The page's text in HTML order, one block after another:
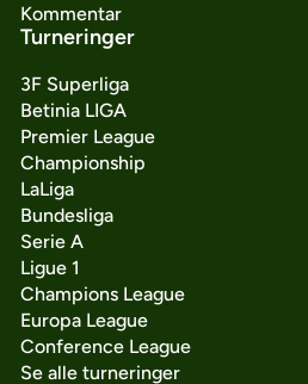
Kommentar
Turneringer
3F Superliga
Betinia LIGA
Premier League
Championship
LaLiga
Bundesliga
Serie A
Ligue 1
Champions League
Europa League
Conference League
Se alle turneringer